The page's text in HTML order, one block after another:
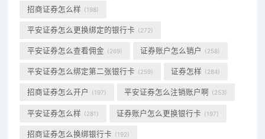
招商证券怎么样 (198)
平安证券怎么更换绑定的银行卡 (272)
平安证券怎么查看佣金 (269) 证券账户怎么销户 (258)
平安证券怎么绑定第二张银行卡 (259) 证券怎样 (284)
招商证券怎么开户 (197) 平安证券怎么注销账户啊 (253)
平安证券怎么样 (281) 证券账户怎么更换银行卡 (197)
招商证券怎么换绑银行卡 (192)